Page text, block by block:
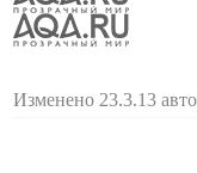
Изменено 23.3.13